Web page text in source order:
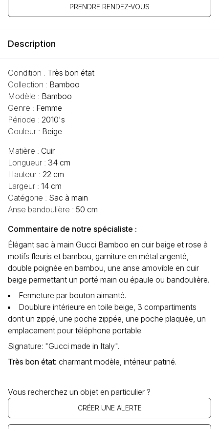
PRENDRE RENDEZ-VOUS
Description
Condition : Très bon état
Collection : Bamboo
Modèle : Bamboo
Genre : Femme
Période : 2010's
Couleur : Beige
Matière : Cuir
Longueur : 34 cm
Hauteur : 22 cm
Largeur : 14 cm
Catégorie : Sac à main
Anse bandoulière : 50 cm
Commentaire de notre spécialiste :
Élégant sac à main Gucci Bamboo en cuir beige et rose à
motifs fleuris et bambou, garniture en métal argenté,
double poignée en bambou, une anse amovible en cuir
beige permettant un porté main ou épaule ou bandoulière.
Fermeture par bouton aimanté.
Doublure intérieure en toile beige, 3 compartiments
dont un zippé, une poche zippée, une poche plaquée, un
emplacement pour téléphone portable.
Signature: "Gucci made in Italy".
Très bon état: charmant modèle, intérieur patiné.
Vous recherchez un objet en particulier ?
CRÉER UNE ALERTE